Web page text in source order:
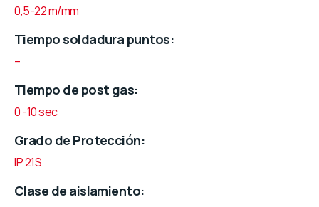
0,5-22 m/mm
Tiempo soldadura puntos
–
Tiempo de post gas
0 -10 sec
Grado de Protección
IP 21S
Clase de aislamiento